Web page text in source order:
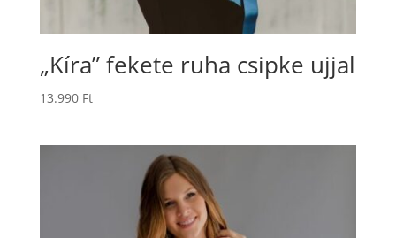
„Kíra” fekete ruha csipke ujjal
13.990 Ft